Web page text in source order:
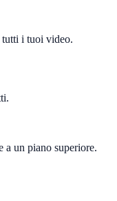
tutti i tuoi video.
a un piano superiore.